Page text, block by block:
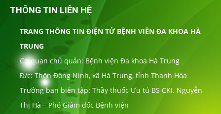
THÔNG TIN LIÊN HỆ
TRANG THÔNG TIN ĐIỆN TỬ BỆNH VIÊN ĐA KHOA HÀ
TRUNG
Cơ quan chủ quản: Bệnh viện Đa khoa Hà Trung
Đ/c: Thôn Đông Ninh, xã Hà Trung, tỉnh Thanh Hóa
Trưởng ban biên tập: Thầy thuốc Ưu tú BS CKI. Nguyễn
Thị Hà – Phó Giám đốc Bệnh viện